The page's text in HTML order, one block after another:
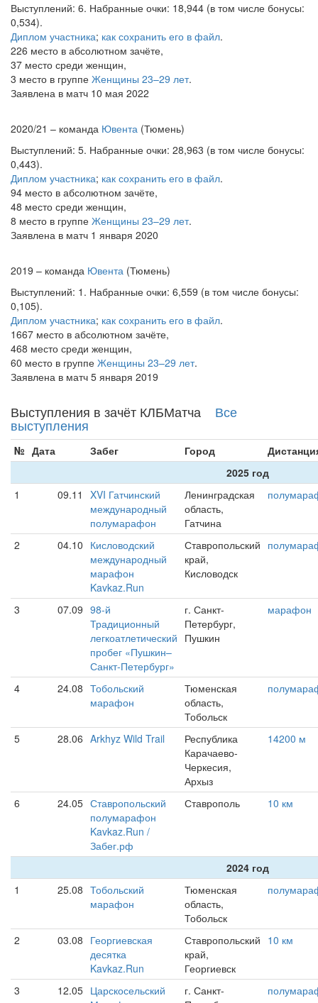
Выступлений: 6. Набранные очки: 18,944 (в том числе бонусы:
0,534).
Диплом участника; как сохранить его в файл.
226 место в абсолютном зачёте,
37 место среди женщин,
3 место в группе Женщины 23–29 лет.
Заявлена в матч 10 мая 2022
2020/21 – команда Ювента (Тюмень)
Выступлений: 5. Набранные очки: 28,963 (в том числе бонусы:
0,443).
Диплом участника; как сохранить его в файл.
94 место в абсолютном зачёте,
48 место среди женщин,
8 место в группе Женщины 23–29 лет.
Заявлена в матч 1 января 2020
2019 – команда Ювента (Тюмень)
Выступлений: 1. Набранные очки: 6,559 (в том числе бонусы:
0,105).
Диплом участника; как сохранить его в файл.
1667 место в абсолютном зачёте,
468 место среди женщин,
60 место в группе Женщины 23–29 лет.
Заявлена в матч 5 января 2019
Выступления в зачёт КЛБМатча Все
выступления
№ Дата Забег Город
2025 год
1
09.11
XVI Гатчинский
международный
полумарафон
Ленинградская
область,
Гатчина
2 04.10 Кисловодский
международный
марафон
Kavkaz.Run
Ставропольский
край,
Кисловодск
3 07.09 98-й
Традиционный
легкоатлетический
пробег «Пушкин–
Санкт-Петербург»
г. Санкт-
Петербург,
Пушкин
марафон
4 24.08 Тобольский
марафон
Тюменская
область,
Тобольск
5 28.06 Arkhyz Wild Trail
Республика
Карачаево-
Черкесия,
Архыз
14200 м
6 24.05 Ставропольский
полумарафон
Kavkaz.Run /
Забег.рф
Ставрополь 10 км
2024 год
1
25.08 Тобольский
марафон
Тюменская
область,
Тобольск
2 03.08 Георгиевская
десятка
Kavkaz.Run
Ставропольский
край,
Георгиевск
10 км
3 12.05 Царскосельский
г. Санкт-